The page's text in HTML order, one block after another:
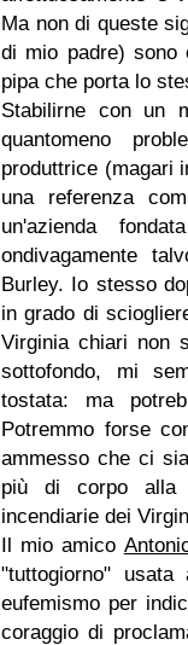
Ma non di queste
di mio padre) sono
pipa che porta lo
Stabilirne con un
quantomeno
produttrice (magari
una referenza
un'azienda
ondivagamente
Burley. Io stesso
in grado di
Virginia chiari non
sottofondo, mi
tostata: ma
Potremmo forse
ammesso che ci
più di corpo alla
incendiarie dei
Il mio amico
"tuttogiorno"
eufemismo per
coraggio di